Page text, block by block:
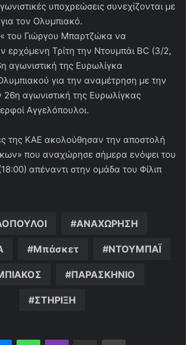
υποχρεώσεις συνεχίζονται με
τον Ολυμπιακό.
του Γιώργου Μπαρτζώκα να
ερχόμενη Τρίτη την Ντουμπάι BC (3/2,
αγωνιστική της Ευρωλίγκα
για την αναμέτρηση με την
26η αγωνιστική της Ευρωλίγκας
Αγγελόπουλοι.
της ΚΑΕ ακολούθησαν την αποστολή
που αναχώρησε σήμερα ενόψει του
απέναντι στην ομάδα του Φίλιπ
ΑΝΑΧΩΡΗΣΗ
Μπάσκετ ΝΤΟΥΜΠΑΪ
ΠΑΡΑΣΚΗΝΙΟ
ΣΤΗΡΙΞΗ
MessengerWhatsAppViber Κοινοποίηση μέσω ηλεκτρονικού ταχυδρομείουΕκτύπωση